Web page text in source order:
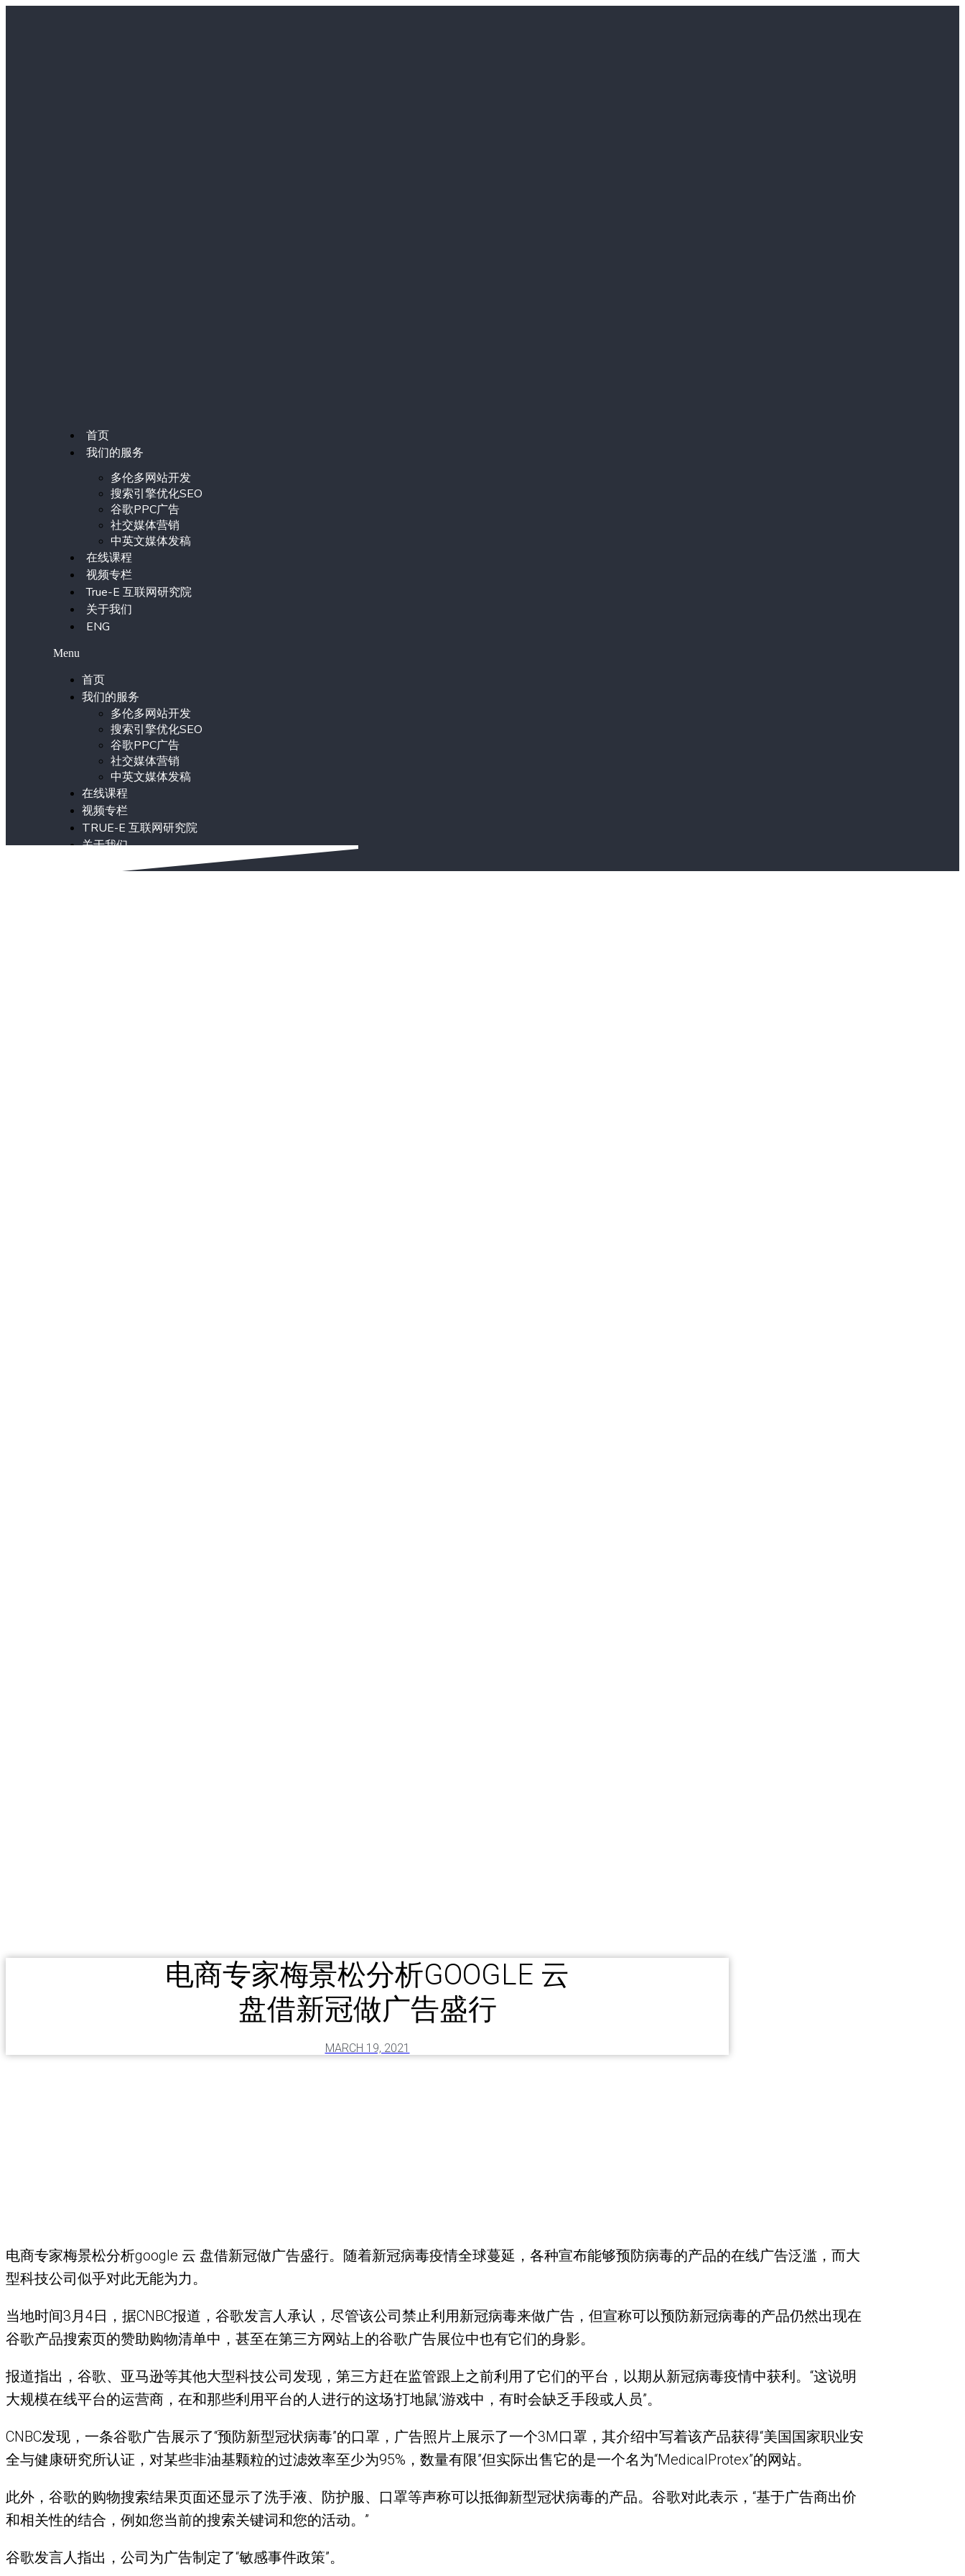
首页
我们的服务
多伦多网站开发
搜索引擎优化SEO
谷歌PPC广告
社交媒体营销
中英文媒体发稿
在线课程
视频专栏
True-E 互联网研究院
关于我们
ENG
Menu
首页
我们的服务
多伦多网站开发
搜索引擎优化SEO
谷歌PPC广告
社交媒体营销
中英文媒体发稿
在线课程
视频专栏
TRUE-E 互联网研究院
关于我们
电商专家梅景松分析GOOGLE 云
盘借新冠做广告盛行
MARCH 19, 2021
电商专家梅景松分析google 云 盘借新冠做广告盛行。随着新冠病毒疫情全球蔓延，各种宣布能够预防病毒的产品的在线广告泛滥，而大
型科技公司似乎对此无能为力。
当地时间3月4日，据CNBC报道，谷歌发言人承认，尽管该公司禁止利用新冠病毒来做广告，但宣称可以预防新冠病毒的产品仍然出现在
谷歌产品搜索页的赞助购物清单中，甚至在第三方网站上的谷歌广告展位中也有它们的身影。
报道指出，谷歌、亚马逊等其他大型科技公司发现，第三方赶在监管跟上之前利用了它们的平台，以期从新冠病毒疫情中获利。“这说明
大规模在线平台的运营商，在和那些利用平台的人进行的这场‘打地鼠’游戏中，有时会缺乏手段或人员”。
CNBC发现，一条谷歌广告展示了“预防新型冠状病毒”的口罩，广告照片上展示了一个3M口罩，其介绍中写着该产品获得“美国国家职业安
全与健康研究所认证，对某些非油基颗粒的过滤效率至少为95%，数量有限”但实际出售它的是一个名为“MedicalProtex”的网站。
此外，谷歌的购物搜索结果页面还显示了洗手液、防护服、口罩等声称可以抵御新型冠状病毒的产品。谷歌对此表示，“基于广告商出价
和相关性的结合，例如您当前的搜索关键词和您的活动。”
谷歌发言人指出，公司为广告制定了“敏感事件政策”。